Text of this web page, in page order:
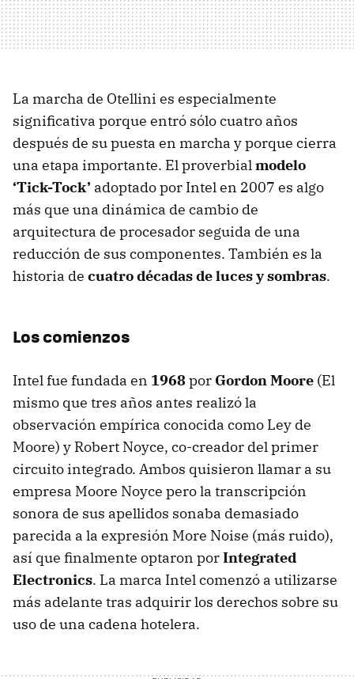
La marcha de Otellini es especialmente
significativa porque entró sólo cuatro años
después de su puesta en marcha y porque cierra
una etapa importante. El proverbialmodelo
‘Tick-Tock’ adoptado por Intel en 2007 es algo
más que una dinámica de cambio de
arquitectura de procesador seguida de una
reducción de sus componentes. También es la
historia de cuatro décadas de luces y sombras.
Los comienzos
Intel fue fundada en 1968por Gordon Moore (El
mismo que tres años antes realizó la
observación empírica conocida como Ley de
Moore) y Robert Noyce, co-creador del primer
circuito integrado. Ambos quisieron llamar a su
empresa Moore Noyce pero la transcripción
sonora de sus apellidos sonaba demasiado
parecida a la expresión More Noise (más ruido),
así que finalmente optaron porIntegrated
Electronics. La marca Intel comenzó a utilizarse
más adelante tras adquirir los derechos sobre su
uso de una cadena hotelera.